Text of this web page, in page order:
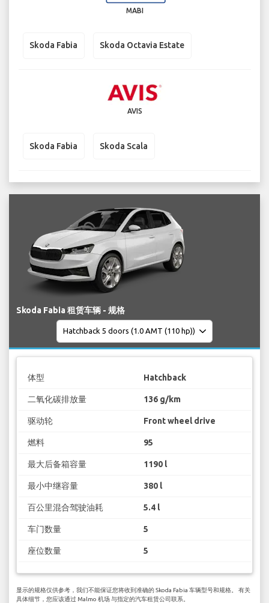
MABI
Skoda Fabia Skoda Octavia Estate
AVIS
Skoda Fabia Skoda Scala
Skoda Fabia 租赁车辆 - 规格
体型 Hatchback
二氧化碳排放量 136 g/km
驱动轮 Front wheel drive
燃料 95
最大后备箱容量 1190 l
最小中继容量 380 l
百公里混合驾驶油耗 5.4 l
车门数量 5
座位数量 5
显示的规格仅供参考，我们不能保证您将收到准确的 Skoda Fabia 车辆型号和规格。 有关
具体细节，您应该通过 Malmo 机场 与指定的汽车租赁公司联系。